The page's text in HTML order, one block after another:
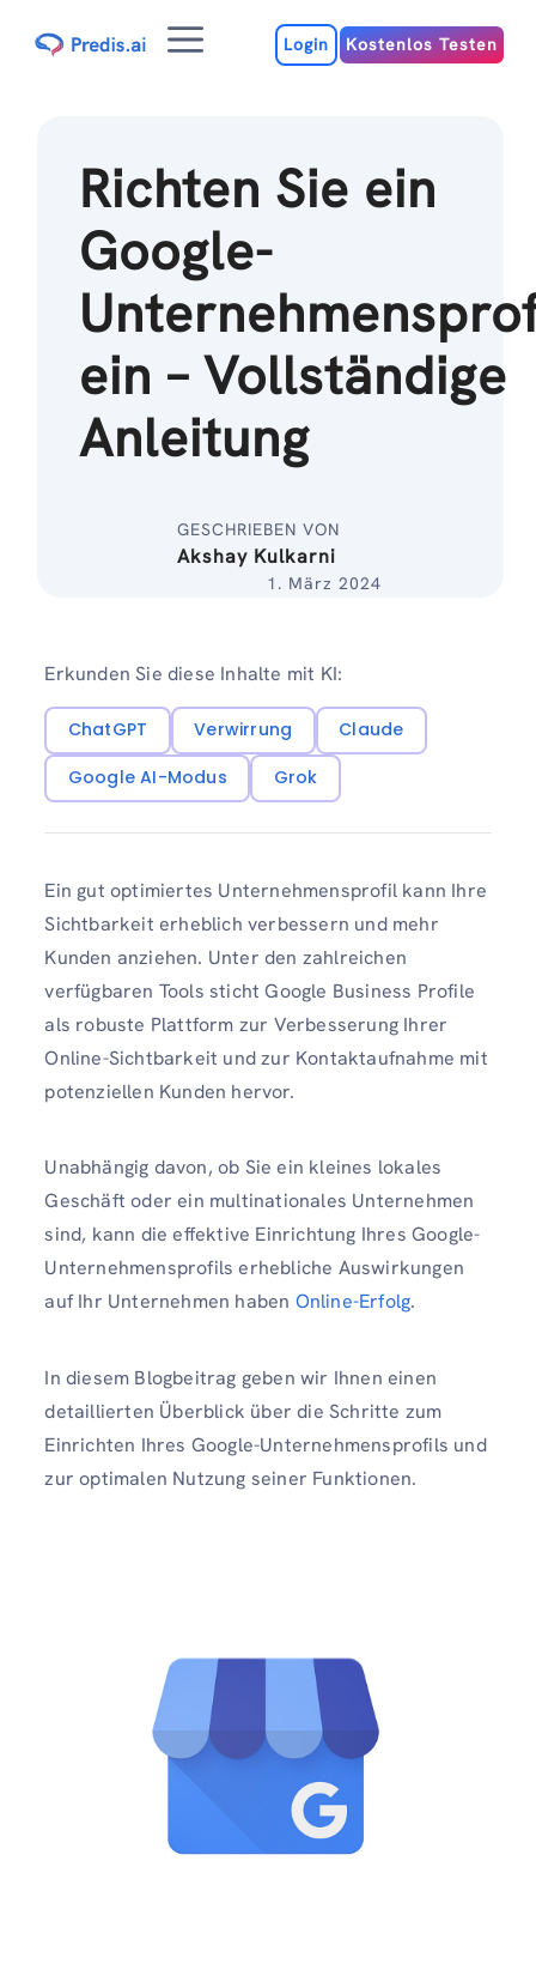
Inhalt
MenuLogin Kostenlos Testen
Richten Sie ein
Google-
ein – Vollständige
Anleitung
GESCHRIEBEN VON
Akshay Kulkarni
1. März 2024
Erkunden Sie diese Inhalte mit KI:
ChatGPT Verwirrung
Claude
Google AI-Modus
Grok
Ein gut optimiertes Unternehmensprofil kann Ihre
Sichtbarkeit erheblich verbessern und mehr
Kunden anziehen. Unter den zahlreichen
verfügbaren Tools sticht Google Business Profile
als robuste Plattform zur Verbesserung Ihrer
Online-Sichtbarkeit und zur Kontaktaufnahme mit
potenziellen Kunden hervor.
Unabhängig davon, ob Sie ein kleines lokales
Geschäft oder ein multinationales Unternehmen
sind, kann die effektive Einrichtung Ihres Google-
Unternehmensprofils erhebliche Auswirkungen
auf Ihr Unternehmen haben Online-Erfolg.
In diesem Blogbeitrag geben wir Ihnen einen
detaillierten Überblick über die Schritte zum
Einrichten Ihres Google-Unternehmensprofils und
zur optimalen Nutzung seiner Funktionen.